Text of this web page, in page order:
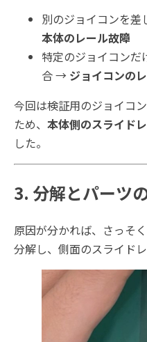
別のジョイコンを
本体のレール故障
特定のジョイコンだ
合 → ジョイコンの
今回は検証用のジョイコ
ため、 本体側のスライド
した。
3. 分解とパーツ
原因が分かれば、さっそ
分解し、側面のスライド